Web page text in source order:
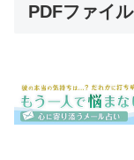
PDFファイル